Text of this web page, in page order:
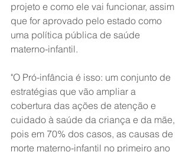
projeto e como ele vai funcionar, assim
que for aprovado pelo estado como
uma política pública de saúde
materno-infantil.
"O Pró-infância é isso: um conjunto de
estratégias que vão ampliar a
cobertura das ações de atenção e
cuidado à saúde da criança e da mãe,
pois em 70% dos casos, as causas de
morte materno-infantil no primeiro ano